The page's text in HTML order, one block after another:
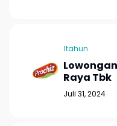
1tahun
Raya Tbk
Juli 31, 2024